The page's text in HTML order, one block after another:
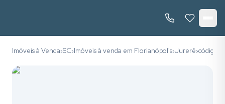
Imóveis à Venda›SC›Imóveis à venda em Florianópolis›Jurerê›código